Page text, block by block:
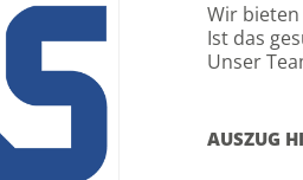
Wir
Ist das
Unser
AUSZUG